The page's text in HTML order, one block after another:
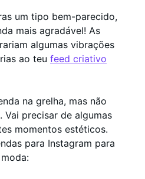
um tipo bem-parecido,
mais agradável! As
algumas vibrações
ao teu feed criativo
na grelha, mas não
precisar de algumas
momentos estéticos.
para Instagram para